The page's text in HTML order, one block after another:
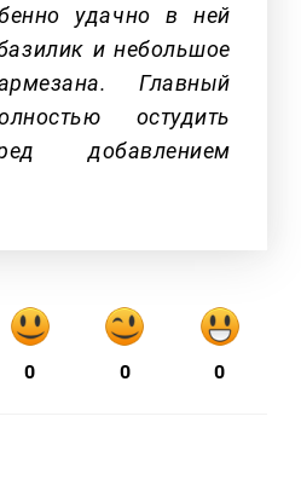
удачно в ней
и небольшое
Главный
остудить
добавлением
0 0 0